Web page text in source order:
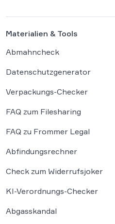
wahrgenommen. Der
sich mit einer […]
Materialien & Tools
Abmahncheck
Datenschutzgenerator
Verpackungs-Checker
FAQ zum Filesharing
FAQ zu Frommer Legal
Abfindungsrechner
Check zum Widerrufsjoker
KI-Verordnungs-Checker
Abgasskandal